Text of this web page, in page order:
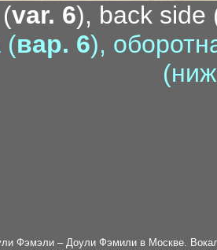
var. 6), back side
(вар. 6),